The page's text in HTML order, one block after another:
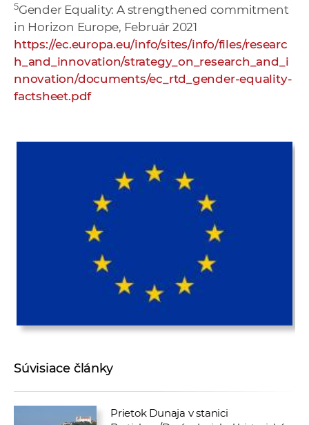
5Gender Equality: A strengthened commitment
in Horizon Europe, Február 2021
https://ec.europa.eu/info/sites/info/files/researc
h_and_innovation/strategy_on_research_and_i
nnovation/documents/ec_rtd_gender-equality-
factsheet.pdf
Súvisiace články
Prietok Dunaja v stanici